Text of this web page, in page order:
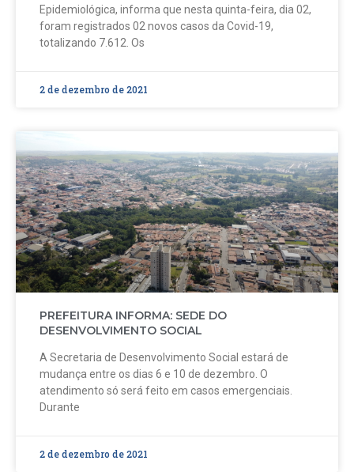
Epidemiológica, informa que nesta quinta-feira, dia 02,
foram registrados 02 novos casos da Covid-19,
totalizando 7.612. Os
2 de dezembro de 2021
PREFEITURA INFORMA: SEDE DO
DESENVOLVIMENTO SOCIAL
A Secretaria de Desenvolvimento Social estará de
mudança entre os dias 6 e 10 de dezembro. O
atendimento só será feito em casos emergenciais.
Durante
2 de dezembro de 2021